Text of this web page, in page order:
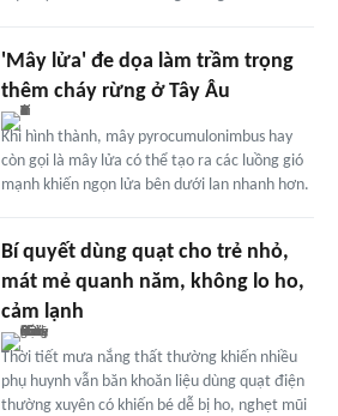
'Mây lửa' đe dọa làm trầm trọng
thêm cháy rừng ở Tây Âu
Khi hình thành, mây pyrocumulonimbus hay
còn gọi là mây lửa có thể tạo ra các luồng gió
mạnh khiến ngọn lửa bên dưới lan nhanh hơn.
Bí quyết dùng quạt cho trẻ nhỏ,
mát mẻ quanh năm, không lo ho,
cảm lạnh
Thời tiết mưa nắng thất thường khiến nhiều
phụ huynh vẫn băn khoăn liệu dùng quạt điện
thường xuyên có khiến bé dễ bị ho, nghẹt mũi